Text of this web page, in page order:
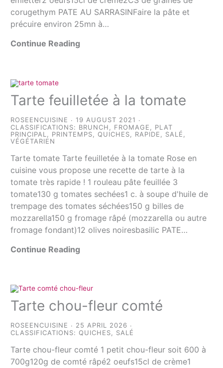
corugethym PATE AU SARRASINFaire la pâte et
précuire environ 25mn à…
Continue Reading
Tarte feuilletée à la tomate
ROSEENCUISINE
19 AUGUST 2021
CLASSIFICATIONS: BRUNCH FROMAGE
PLAT
PRINCIPAL
PRINTEMPS ,QUICHES RAPIDE SALÉ
VÉGÉTARIEN
Tarte tomate Tarte feuilletée à la tomate Rose en
cuisine vous propose une recette de tarte à la
tomate très rapide ! 1 rouleau pâte feuillée 3
tomate130 g tomates sechées1 c. à soupe d'huile de
trempage des tomates séchées150 g billes de
mozzarella150 g fromage râpé (mozzarella ou autre
fromage fondant)12 olives noiresbasilic PATE…
Continue Reading
Tarte chou-fleur comté
ROSEENCUISINE
25 APRIL 2026
CLASSIFICATIONS:QUICHES SALÉ
Tarte chou-fleur comté 1 petit chou-fleur soit 600 à
700g120g de comté râpé2 oeufs15cl de crème1